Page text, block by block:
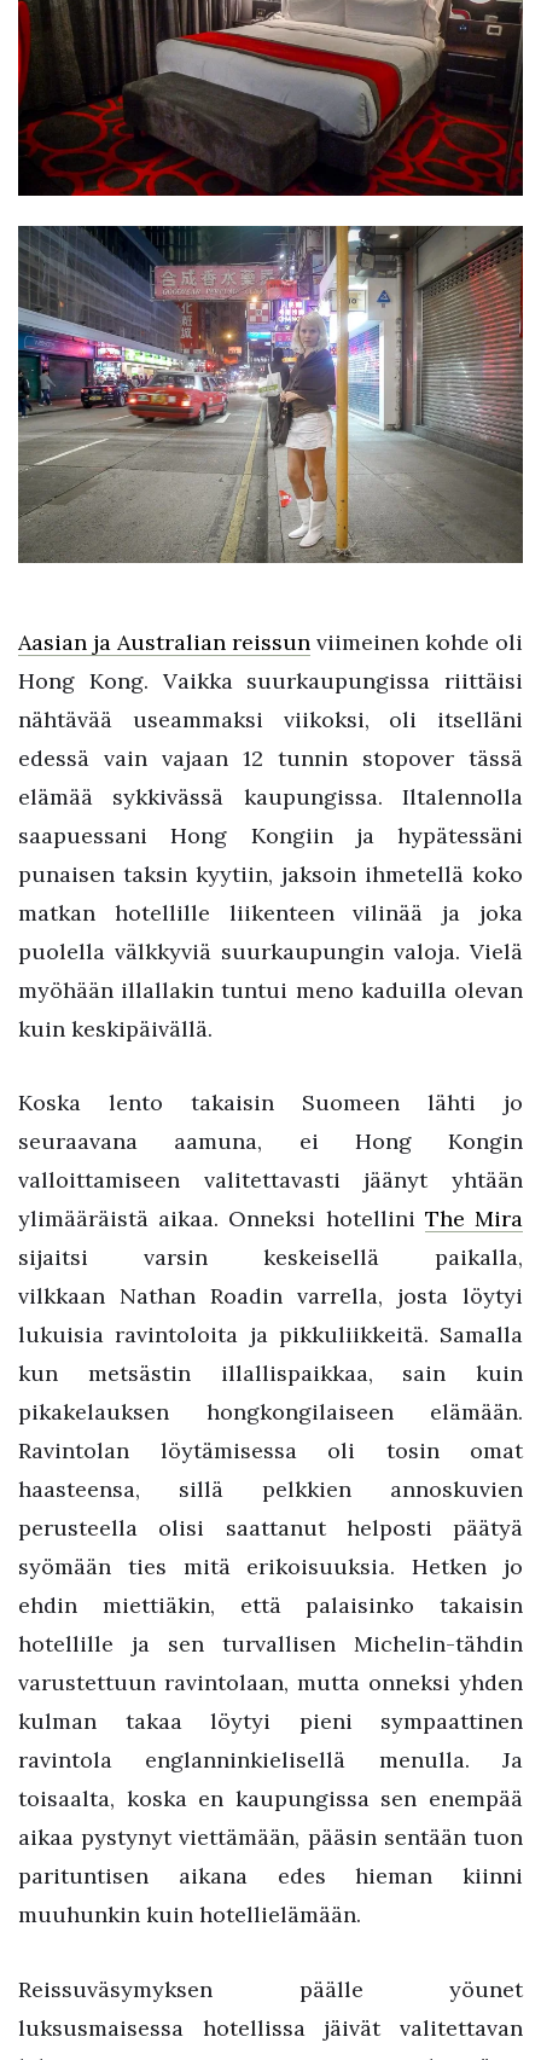
Aasian ja Australian reissun viimeinen kohde oli
Hong Kong. Vaikka suurkaupungissa riittäisi
nähtävää useammaksi viikoksi, oli itselläni
edessä vain vajaan 12 tunnin stopover tässä
elämää sykkivässä kaupungissa. Iltalennolla
saapuessani Hong Kongiin ja hypätessäni
punaisen taksin kyytiin, jaksoin ihmetellä koko
matkan hotellille liikenteen vilinää ja joka
puolella välkkyviä suurkaupungin valoja. Vielä
myöhään illallakin tuntui meno kaduilla olevan
kuin keskipäivällä.
Koska lento takaisin Suomeen lähti jo
seuraavana aamuna, ei Hong Kongin
valloittamiseen valitettavasti jäänyt yhtään
ylimääräistä aikaa. Onneksi hotellini The Mira
sijaitsi varsin keskeisellä paikalla,
vilkkaan Nathan Roadin varrella, josta löytyi
lukuisia ravintoloita ja pikkuliikkeitä. Samalla
kun metsästin illallispaikkaa, sain kuin
pikakelauksen hongkongilaiseen elämään.
Ravintolan löytämisessa oli tosin omat
haasteensa, sillä pelkkien annoskuvien
perusteella olisi saattanut helposti päätyä
syömään ties mitä erikoisuuksia. Hetken jo
ehdin miettiäkin, että palaisinko takaisin
hotellille ja sen turvallisen Michelin-tähdin
varustettuun ravintolaan, mutta onneksi yhden
kulman takaa löytyi pieni sympaattinen
ravintola englanninkielisellä menulla. Ja
toisaalta, koska en kaupungissa sen enempää
aikaa pystynyt viettämään, pääsin sentään tuon
parituntisen aikana edes hieman kiinni
muuhunkin kuin hotellielämään.
Reissuväsymyksen päälle yöunet
luksusmaisessa hotellissa jäivät valitettavan